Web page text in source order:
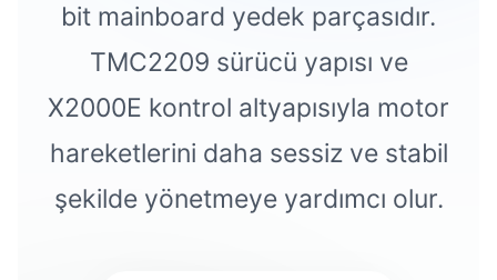
bit mainboard yedek parçasıdır.
TMC2209 sürücü yapısı ve
X2000E kontrol altyapısıyla motor
hareketlerini daha sessiz ve stabil
şekilde yönetmeye yardımcı olur.